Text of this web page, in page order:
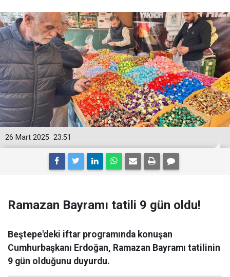
23:51
26 Mart 2025
Ramazan Bayramı tatili 9 gün oldu!
Beştepe'deki iftar programında konuşan
Cumhurbaşkanı Erdoğan, Ramazan Bayramı tatilinin
9 gün olduğunu duyurdu.